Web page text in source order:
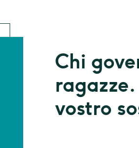
Chi
vostro